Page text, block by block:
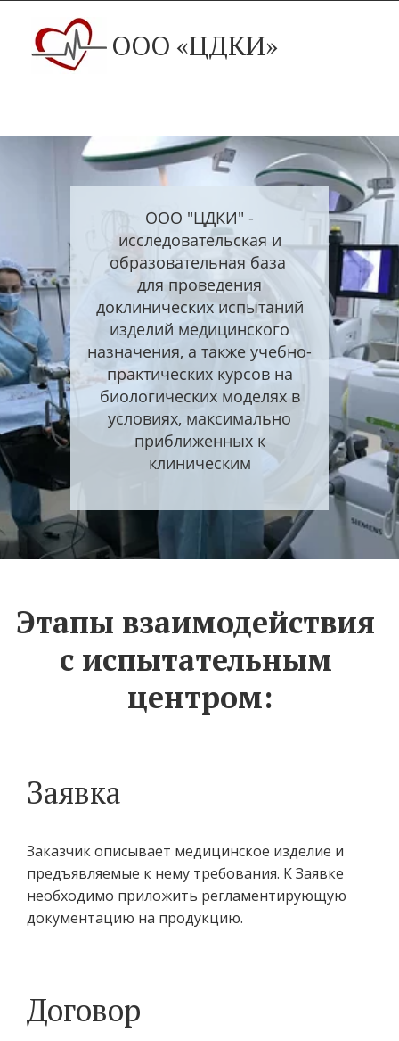
ООО «ЦДКИ»
ООО "ЦДКИ" -
исследовательская и
образовательная база
для проведения
доклинических испытаний
изделий медицинского
назначения, а также учебно-
практических курсов на
биологических моделях в
условиях, максимально
приближенных к
клиническим
Основные цели центра:
методической и учебно-
практической деятельности
• выполнение проектов,
медицинских изделий
медицинского персонала
работе с уникальными
изделиями медицинского
назначения
Центр открыт для
Этапы взаимодействия
с испытательным
центром:
Заявка
Заказчик описывает медицинское изделие и
предъявляемые к нему требования. К Заявке
необходимо приложить регламентирующую
документацию на продукцию.
Договор